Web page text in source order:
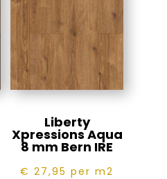
Liberty
Xpressions Aqua
8 mm Bern IRE
€ 27,95per m2